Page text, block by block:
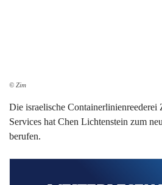
© Zim
Die israelische
Services hat Chen Lichtenstein zum
berufen.